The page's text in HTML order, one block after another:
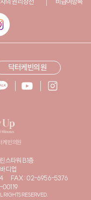
닥터케빈의원
스타워 B1층
디업
FAX : 02-6956-5376
00119
RIGHTS RESERVED.